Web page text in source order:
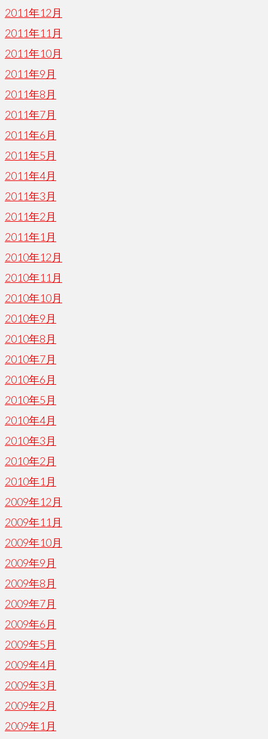
2011年12月
2011年11月
2011年10月
2011年9月
2011年8月
2011年7月
2011年6月
2011年5月
2011年4月
2011年3月
2011年2月
2011年1月
2010年12月
2010年11月
2010年10月
2010年9月
2010年8月
2010年7月
2010年6月
2010年5月
2010年4月
2010年3月
2010年2月
2010年1月
2009年12月
2009年11月
2009年10月
2009年9月
2009年8月
2009年7月
2009年6月
2009年5月
2009年4月
2009年3月
2009年2月
2009年1月